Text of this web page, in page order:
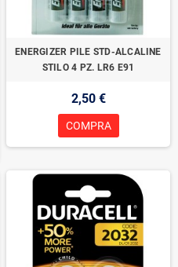
ENERGIZER PILE STD-ALCALINE
STILO 4 PZ. LR6 E91
2,50 €
COMPRA